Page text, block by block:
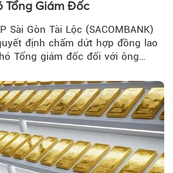
Tổng Giám Đốc
Sài Gòn Tài Lộc (SACOMBANK)
định chấm dứt hợp đồng lao
Tổng giám đốc đối với ông